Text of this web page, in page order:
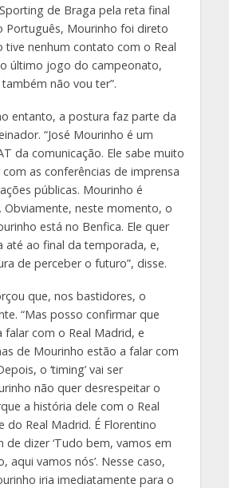
de Braga pela reta final
Português, Mourinho foi direto
tive nenhum contato com o Real
último jogo do campeonato,
não vou ter”.
entanto, a postura faz parte da
“José Mourinho é um
da comunicação. Ele sabe muito
as conferências de imprensa
públicas. Mourinho é
Obviamente, neste momento, o
está no Benfica. Ele quer
até ao final da temporada, e,
de perceber o futuro”, disse.
que, nos bastidores, o
“Mas posso confirmar que
falar com o Real Madrid, e
de Mourinho estão a falar com
o ‘timing’ vai ser
não quer desrespeitar o
a história dele com o Real
do Real Madrid. É Florentino
de dizer ‘Tudo bem, vamos em
aqui vamos nós’. Nesse caso,
iria imediatamente para o